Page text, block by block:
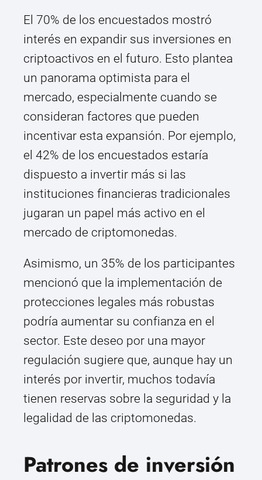
El 70% de los encuestados mostró
interés en expandir sus inversiones en
criptoactivos en el futuro. Esto plantea
un panorama optimista para el
mercado, especialmente cuando se
consideran factores que pueden
incentivar esta expansión. Por ejemplo,
el 42% de los encuestados estaría
dispuesto a invertir más si las
instituciones financieras tradicionales
jugaran un papel más activo en el
mercado de criptomonedas.
Asimismo, un 35% de los participantes
mencionó que la implementación de
protecciones legales más robustas
podría aumentar su confianza en el
sector. Este deseo por una mayor
regulación sugiere que, aunque hay un
interés por invertir, muchos todavía
tienen reservas sobre la seguridad y la
legalidad de las criptomonedas.
Patrones de inversión